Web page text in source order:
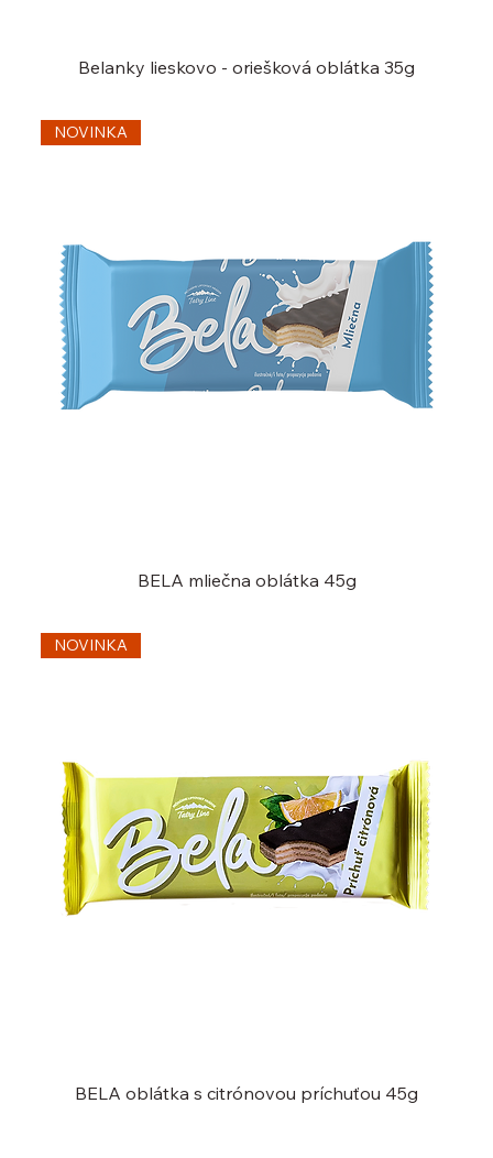
Belanky lieskovo - oriešková oblátka 35g
NOVINKA
BELA mliečna oblátka 45g
NOVINKA
BELA oblátka s citrónovou príchuťou 45g